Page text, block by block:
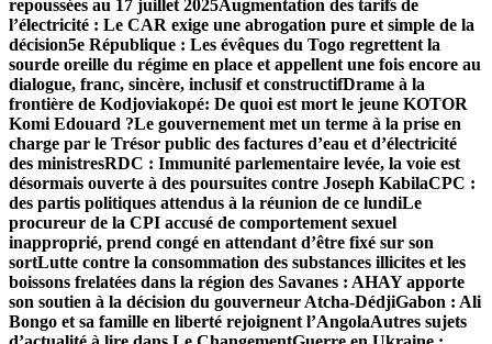
repoussées au 17 juillet 2025Augmentation des tarifs de
l’électricité : Le CAR exige une abrogation pure et simple de la
décision5e République : Les évêques du Togo regrettent la
sourde oreille du régime en place et appellent une fois encore au
dialogue, franc, sincère, inclusif et constructifDrame à la
frontière de Kodjoviakopé: De quoi est mort le jeune KOTOR
Komi Edouard ?Le gouvernement met un terme à la prise en
charge par le Trésor public des factures d’eau et d’électricité
des ministresRDC : Immunité parlementaire levée, la voie est
désormais ouverte à des poursuites contre Joseph KabilaCPC :
des partis politiques attendus à la réunion de ce lundiLe
procureur de la CPI accusé de comportement sexuel
inapproprié, prend congé en attendant d’être fixé sur son
sortLutte contre la consommation des substances illicites et les
boissons frelatées dans la région des Savanes : AHAY apporte
son soutien à la décision du gouverneur Atcha-DédjiGabon : Ali
Bongo et sa famille en liberté rejoignent l’AngolaAutres sujets